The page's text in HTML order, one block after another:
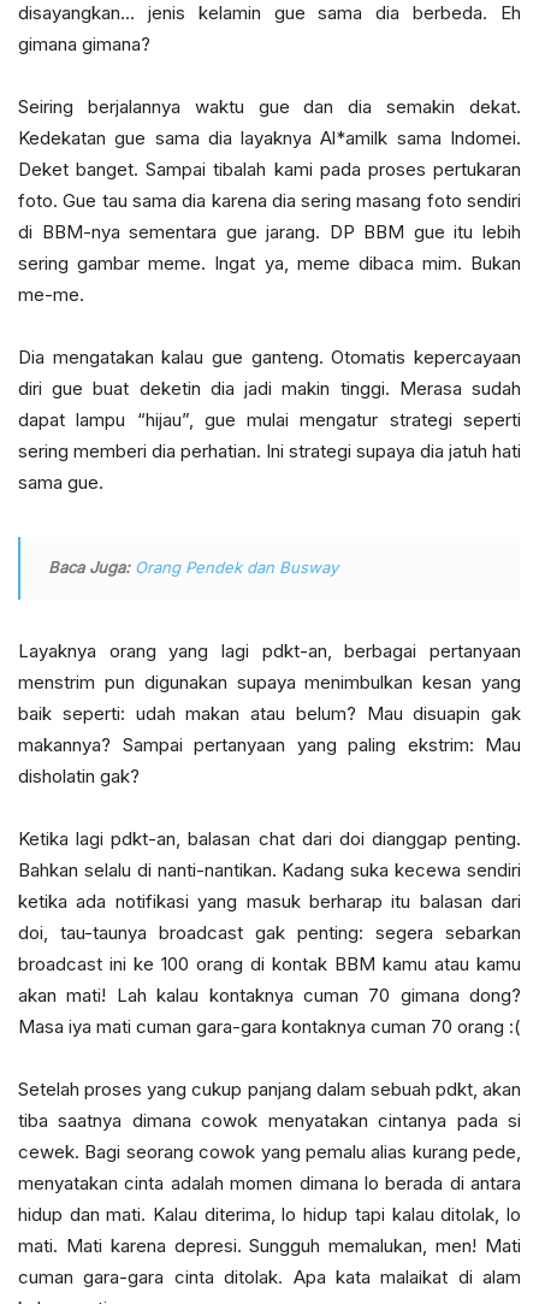
disayangkan… jenis kelamin gue sama dia berbeda. Eh
gimana gimana?
Seiring berjalannya waktu gue dan dia semakin dekat.
Kedekatan gue sama dia layaknya Al*amilk sama Indomei.
Deket banget. Sampai tibalah kami pada proses pertukaran
foto. Gue tau sama dia karena dia sering masang foto sendiri
di BBM-nya sementara gue jarang. DP BBM gue itu lebih
sering gambar meme. Ingat ya, meme dibaca mim. Bukan
me-me.
Dia mengatakan kalau gue ganteng. Otomatis kepercayaan
diri gue buat deketin dia jadi makin tinggi. Merasa sudah
dapat lampu “hijau”, gue mulai mengatur strategi seperti
sering memberi dia perhatian. Ini strategi supaya dia jatuh hati
sama gue.
Baca Juga: Orang Pendek dan Busway
Layaknya orang yang lagi pdkt-an, berbagai pertanyaan
menstrim pun digunakan supaya menimbulkan kesan yang
baik seperti: udah makan atau belum? Mau disuapin gak
makannya? Sampai pertanyaan yang paling ekstrim: Mau
disholatin gak?
Ketika lagi pdkt-an, balasan chat dari doi dianggap penting.
Bahkan selalu di nanti-nantikan. Kadang suka kecewa sendiri
ketika ada notifikasi yang masuk berharap itu balasan dari
doi, tau-taunya broadcast gak penting: segera sebarkan
broadcast ini ke 100 orang di kontak BBM kamu atau kamu
akan mati! Lah kalau kontaknya cuman 70 gimana dong?
Masa iya mati cuman gara-gara kontaknya cuman 70 orang :(
Setelah proses yang cukup panjang dalam sebuah pdkt, akan
tiba saatnya dimana cowok menyatakan cintanya pada si
cewek. Bagi seorang cowok yang pemalu alias kurang pede,
menyatakan cinta adalah momen dimana lo berada di antara
hidup dan mati. Kalau diterima, lo hidup tapi kalau ditolak, lo
mati. Mati karena depresi. Sungguh memalukan, men! Mati
cuman gara-gara cinta ditolak. Apa kata malaikat di alam